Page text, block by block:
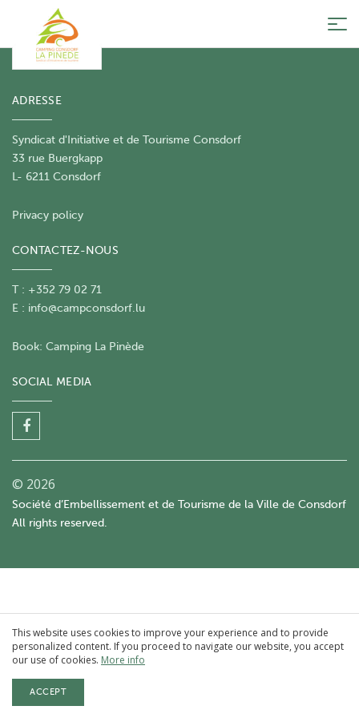
ADRESSE
Syndicat d'Initiative et de Tourisme Consdorf
33 rue Buergkapp
L- 6211 Consdorf
Privacy policy
CONTACTEZ-NOUS
T : +352 79 02 71
E : info@campconsdorf.lu
Book: Camping La Pinède
SOCIAL MEDIA
© 2026
Société d’Embellissement et de Tourisme de la Ville de Consdorf
All rights reserved.
This website uses cookies to improve your experience and to provide
personalized content. If you proceed to navigate our website, you accept
our use of cookies. More info
ACCEPT